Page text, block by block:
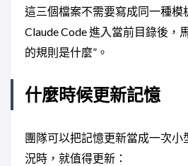
這三個檔案不需要寫成同一種模
Claude Code 進入當前目錄後，
的規則是什麼”。
什麼時候更新記憶
團隊可以把記憶更新當成一次小
況時，就值得更新：